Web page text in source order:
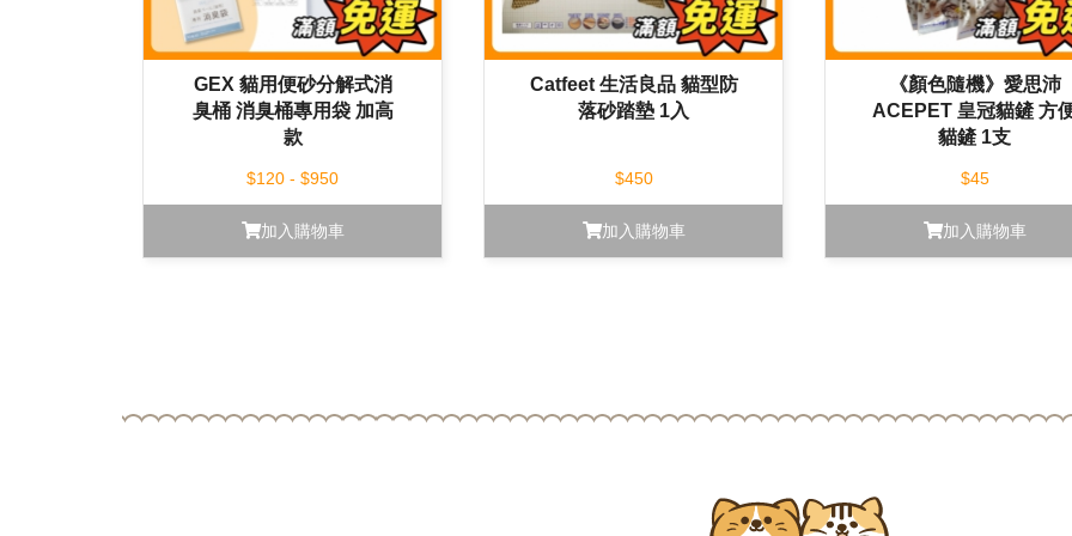
GEX 貓用便砂分解式消
臭桶 消臭桶專用袋 加高
款
$120 - $950
加入購物車
Catfeet 生活良品 貓型防
落砂踏墊 1入
$450
加入購物車
《顏色隨機》愛思沛
ACEPET 皇冠貓鏟 方
貓鏟 1支
$45
加入購物車